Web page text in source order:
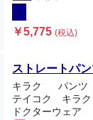
￥5,775(税込)
ストレートパ
キラク
パンツ
テイコク キラク
ドクターウェア